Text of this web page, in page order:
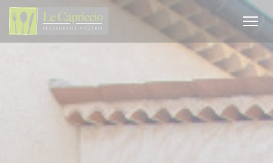
Панель управления cookies